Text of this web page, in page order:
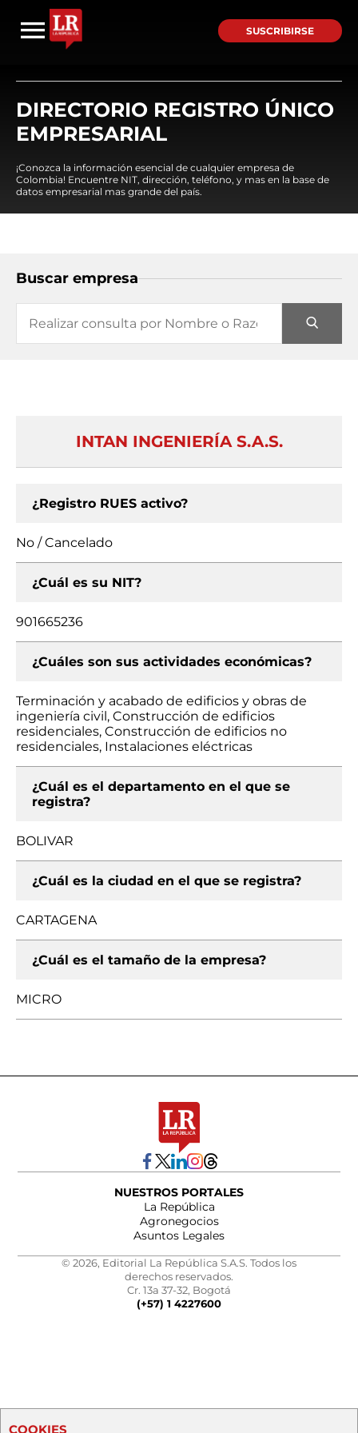
SUSCRIBIRSE
DIRECTORIO REGISTRO ÚNICO
EMPRESARIAL
¡Conozca la información esencial de cualquier empresa de
Colombia! Encuentre NIT, dirección, teléfono, y mas en la base de
datos empresarial mas grande del país.
Buscar empresa
INTAN INGENIERÍA S.A.S.
¿Registro RUES activo?
No / Cancelado
¿Cuál es su NIT?
901665236
¿Cuáles son sus actividades económicas?
Terminación y acabado de edificios y obras de
ingeniería civil, Construcción de edificios
residenciales, Construcción de edificios no
residenciales, Instalaciones eléctricas
¿Cuál es el departamento en el que se
registra?
BOLIVAR
¿Cuál es la ciudad en el que se registra?
CARTAGENA
¿Cuál es el tamaño de la empresa?
MICRO
NUESTROS PORTALES
La República
Agronegocios
Asuntos Legales
© 2026, Editorial La República S.A.S. Todos los
derechos reservados.
Cr. 13a 37-32, Bogotá
(+57) 1 4227600
COOKIES